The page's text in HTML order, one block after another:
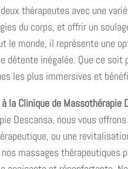
thérapeutes avec une
du corps, et offrir un
le monde, il représente une
détente inégalée. Que ce
les plus immersives et
la Clinique de Massothérapie
Descansa, nous vous
ou une
massages